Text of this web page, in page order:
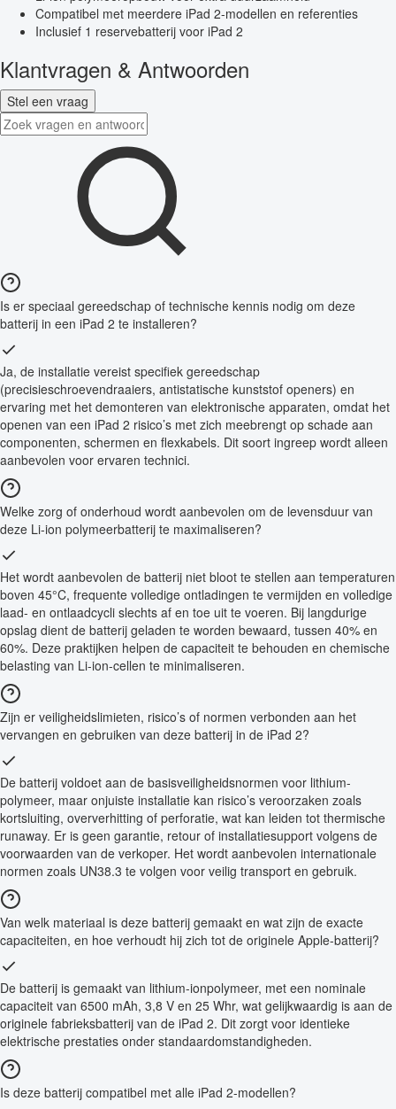
Compatibel met meerdere iPad 2-modellen en referenties
Inclusief 1 reservebatterij voor iPad 2
Klantvragen & Antwoorden
Stel een vraag
Is er speciaal gereedschap of technische kennis nodig om deze
batterij in een iPad 2 te installeren?
Ja, de installatie vereist specifiek gereedschap
(precisieschroevendraaiers, antistatische kunststof openers) en
ervaring met het demonteren van elektronische apparaten, omdat het
openen van een iPad 2 risico’s met zich meebrengt op schade aan
componenten, schermen en flexkabels. Dit soort ingreep wordt alleen
aanbevolen voor ervaren technici.
Welke zorg of onderhoud wordt aanbevolen om de levensduur van
deze Li-ion polymeerbatterij te maximaliseren?
Het wordt aanbevolen de batterij niet bloot te stellen aan temperaturen
boven 45°C, frequente volledige ontladingen te vermijden en volledige
laad- en ontlaadcycli slechts af en toe uit te voeren. Bij langdurige
opslag dient de batterij geladen te worden bewaard, tussen 40% en
60%. Deze praktijken helpen de capaciteit te behouden en chemische
belasting van Li-ion-cellen te minimaliseren.
Zijn er veiligheidslimieten, risico’s of normen verbonden aan het
vervangen en gebruiken van deze batterij in de iPad 2?
De batterij voldoet aan de basisveiligheidsnormen voor lithium-
polymeer, maar onjuiste installatie kan risico’s veroorzaken zoals
kortsluiting, oververhitting of perforatie, wat kan leiden tot thermische
runaway. Er is geen garantie, retour of installatiesupport volgens de
voorwaarden van de verkoper. Het wordt aanbevolen internationale
normen zoals UN38.3 te volgen voor veilig transport en gebruik.
Van welk materiaal is deze batterij gemaakt en wat zijn de exacte
capaciteiten, en hoe verhoudt hij zich tot de originele Apple-batterij?
De batterij is gemaakt van lithium-ionpolymeer, met een nominale
capaciteit van 6500 mAh, 3,8 V en 25 Whr, wat gelijkwaardig is aan de
originele fabrieksbatterij van de iPad 2. Dit zorgt voor identieke
elektrische prestaties onder standaardomstandigheden.
Is deze batterij compatibel met alle iPad 2-modellen?